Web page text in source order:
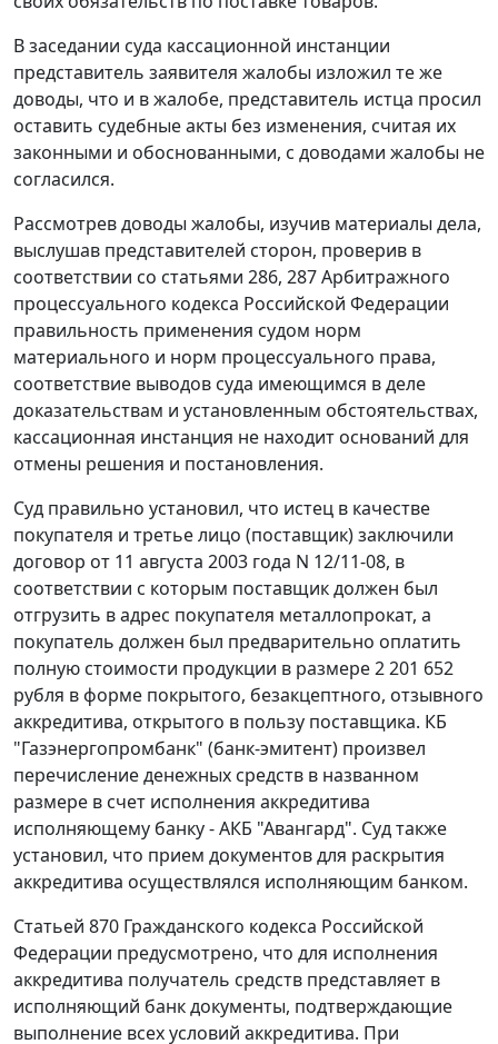
В заседании суда кассационной инстанции
представитель заявителя жалобы изложил те же
доводы, что и в жалобе, представитель истца просил
оставить судебные акты без изменения, считая их
законными и обоснованными, с доводами жалобы не
согласился.
Рассмотрев доводы жалобы, изучив материалы дела,
выслушав представителей сторон, проверив в
соответствии со статьями 286, 287Арбитражного
процессуального кодекса Российской Федерации
правильность применения судом норм
материального и норм процессуального права,
соответствие выводов суда имеющимся в деле
доказательствам и установленным обстоятельствах,
кассационная инстанция не находит оснований для
отмены решения и постановления.
Суд правильно установил, что истец в качестве
покупателя и третье лицо (поставщик) заключили
договор от 11 августа 2003 года N 12/11-08, в
соответствии с которым поставщик должен был
отгрузить в адрес покупателя металлопрокат, а
покупатель должен был предварительно оплатить
полную стоимости продукции в размере 2 201 652
рубля в форме покрытого, безакцептного, отзывного
аккредитива, открытого в пользу поставщика. КБ
"Газэнергопромбанк" (банк-эмитент) произвел
перечисление денежных средств в названном
размере в счет исполнения аккредитива
исполняющему банку - АКБ "Авангард". Суд также
установил, что прием документов для раскрытия
аккредитива осуществлялся исполняющим банком.
Статьей 870 Гражданского кодекса Российской
Федерации предусмотрено, что для исполнения
аккредитива получатель средств представляет в
исполняющий банк документы, подтверждающие
выполнение всех условий аккредитива. При